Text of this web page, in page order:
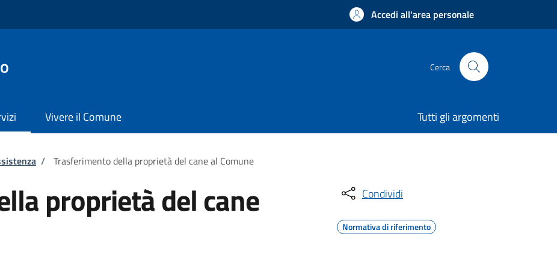
Accedi all'area personale
Cerca
Vivere il Comune Tutti gli argomenti
/ Trasferimento della proprietà del cane al Comune
proprietà del cane Condividi
Normativa di riferimento